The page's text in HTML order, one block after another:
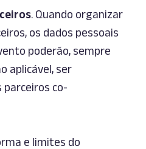
. Quando organizar
os dados pessoais
poderão, sempre
aplicável, ser
parceiros co-
e limites do